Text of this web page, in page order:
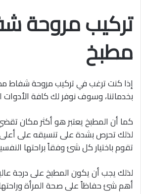
تركيب مروحة
مطبخ
إذا كنت ترغب في تركيب مروحة شفاط
بخدماتنا، وسوف نوفر لك كافة الأدوات
كما أن المطبخ يعتبر هو أكثر مكان
لذلك تحرص بشدة على تنسيقه على
تقوم باختيار كل شئ وفقاً براحتها
لذلك يجب أن يكون المطبخ على درجة
أهم شئ حفاظاً على صحة المرأة